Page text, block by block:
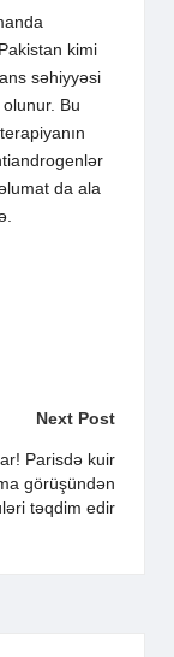
kimi
səhiyyəsi
Bu
da ala
.
Next Post
Parisdə kuir
görüşündən
təqdim edir